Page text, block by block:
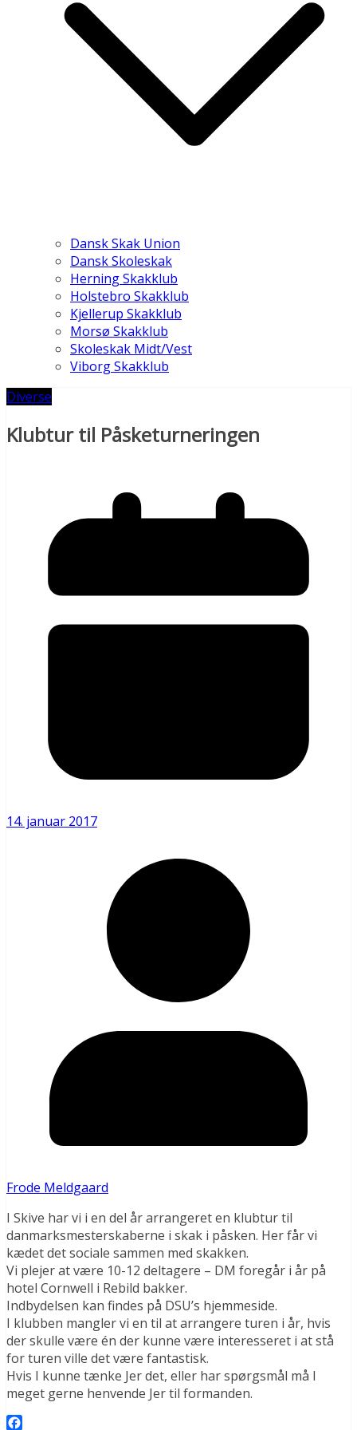
Dansk Skak Union
Dansk Skoleskak
Herning Skakklub
Holstebro Skakklub
Kjellerup Skakklub
Morsø Skakklub
Skoleskak Midt/Vest
Viborg Skakklub
Diverse
Klubtur til Påsketurneringen
14. januar 2017
Frode Meldgaard
I Skive har vi i en del år arrangeret en klubtur til
danmarksmesterskaberne i skak i påsken. Her får vi
kædet det sociale sammen med skakken.
Vi plejer at være 10-12 deltagere – DM foregår i år på
hotel Cornwell i Rebild bakker.
Indbydelsen kan findes på DSU’s hjemmeside.
I klubben mangler vi en til at arrangere turen i år, hvis
der skulle være én der kunne være interesseret i at stå
for turen ville det være fantastisk.
Hvis I kunne tænke Jer det, eller har spørgsmål må I
meget gerne henvende Jer til formanden.